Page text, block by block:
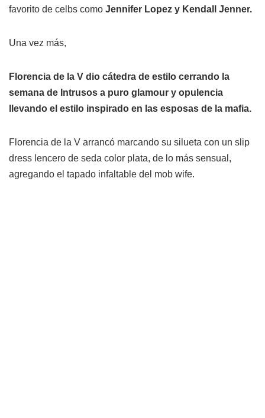
favorito de celbs como Jennifer Lopez y Kendall Jenner.
Una vez más,
Florencia de la V dio cátedra de estilo cerrando la
semana de Intrusos a puro glamour y opulencia
llevando el estilo inspirado en las esposas de la mafia.
Florencia de la V arrancó marcando su silueta con un slip
dress lencero de seda color plata, de lo más sensual,
agregando el tapado infaltable del mob wife.